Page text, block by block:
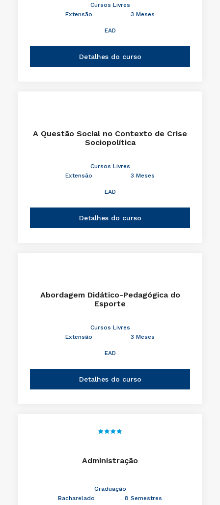
Cursos Livres
Extensão
3 Meses
EAD
Detalhes do curso
A Questão Social no Contexto de Crise
Sociopolítica
Cursos Livres
Extensão
3 Meses
EAD
Detalhes do curso
Abordagem Didático-Pedagógica do
Esporte
Cursos Livres
Extensão
3 Meses
EAD
Detalhes do curso
Administração
Graduação
Bacharelado
8 Semestres